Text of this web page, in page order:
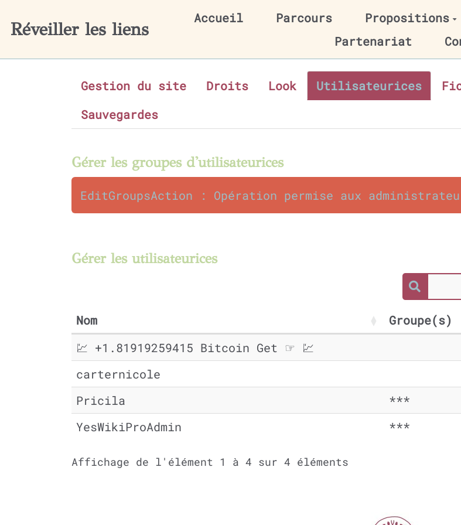
Aller au contenu principal
Réveiller les liens
Accueil Parcours Propositions
Partenariat
Gestion du site Droits Look Utilisateurices
Sauvegardes
Gérer les groupes d'utilisateurices
EditGroupsAction : Opération permise aux
Gérer les utilisateurices
Nom Groupe(s)
💹 +1.81919259415 Bitcoin Get ☞ 💹
carternicole
Pricila
***
YesWikiProAdmin
***
Affichage de l'élément 1 à 4 sur 4 éléments